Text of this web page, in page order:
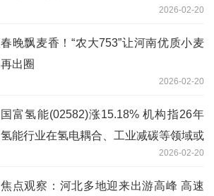
2026-02-20
春晚飘麦香！“农大753”让河南优质小麦
再出圈
2026-02-20
国富氢能(02582)涨15.18% 机构指26年
氢能行业在氢电耦合、工业减碳等领域或
2026-02-20
焦点观察：河北多地迎来出游高峰 高速